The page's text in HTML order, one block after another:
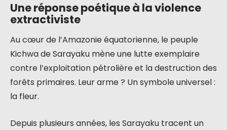
Une réponse poétique à la violence
extractiviste
Au cœur de l’Amazonie équatorienne, le peuple
Kichwa de Sarayaku mène une lutte exemplaire
contre l’exploitation pétrolière et la destruction des
forêts primaires. Leur arme ? Un symbole universel :
la fleur.
Depuis plusieurs années, les Sarayaku tracent un